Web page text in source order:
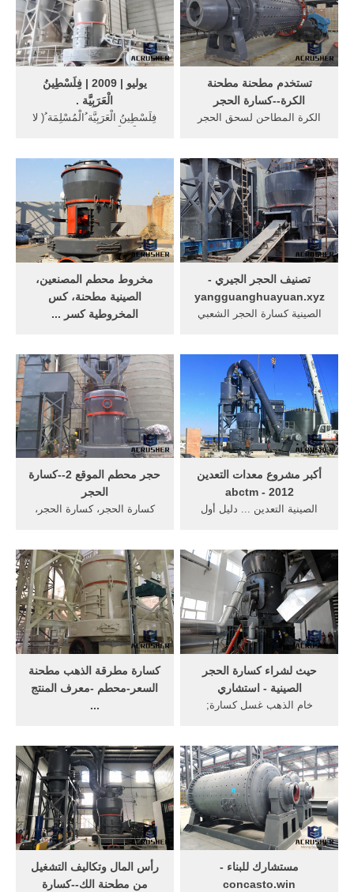
يوليو | 2009 | فِلَسْطِينُ
الْعَرَبِيَّة .
فِلَسْطِينُ الْعَرَبِيَّة ُالْمُسْلِمَة ُ( لا
تستخدم مطحنة مطحنة
الكرة--كسارة الحجر
الكرة المطاحن لسحق الحجر
كسارة,مطحنة,طاحونة,غربال,غربال
...
مخروط محطم المصنعين،
الصينية مطحنة، كس
المخروطية كسر ...
كسارة فكية سلسلة pe كما ...
نهر معالجة الحجر ...
تصنيف الحجر الجيري -
yangguanghuayuan.xyz
الصينية كسارة الحجر الشعبي
الحجر ...
حجر محطم الموقع 2--كسارة
الحجر
كسارة الحجر، كسارة الحجر،
اخباري سوري مستقل ...
أكبر مشروع معدات التعدين
2012 - abctm
الصينية التعدين ... دليل أول
الهواتف النقالة ...
كسارة مطرقة الذهب مطحنة
السعر-محطم -معرف المنتج
...
... بالجملة الصينية سعر كسارة
...
حيث لشراء كسارة الحجر
الصينية - استشاري
خام الذهب غسل كسارة;
... كسارة الحجر ...
رأس المال وتكاليف التشغيل
من مطحنة الك--كسارة
مستشارك للبناء -
concasto.win